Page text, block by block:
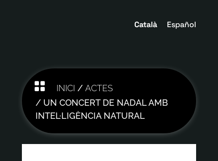
Català Español
 INICI / ACTES
/ UN CONCERT DE NADAL AMB
INTEL·LIGÈNCIA NATURAL